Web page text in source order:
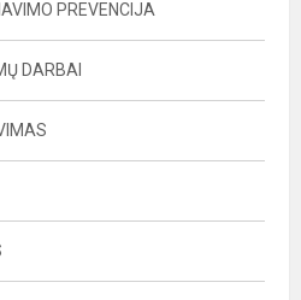
PREVENCIJA
DARBAI